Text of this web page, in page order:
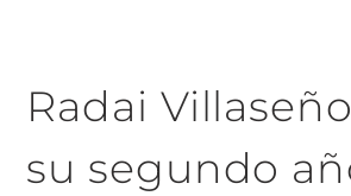
Radai
su segundo